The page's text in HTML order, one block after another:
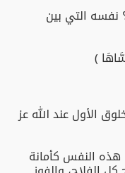
نفسه التي بين
﴾
الأول عند الله عز
هذه النفس كأمانة